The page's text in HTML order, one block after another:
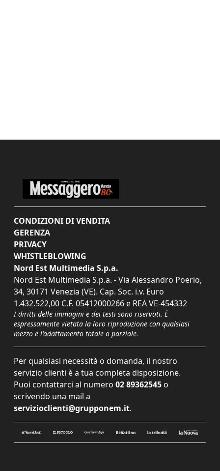
CONDIZIONI DI VENDITA
GERENZA
PRIVACY
WHISTLEBLOWING
Nord Est Multimedia S.p.a.
Nord Est Multimedia S.p.a. - Via Alessandro Poerio,
34, 30171 Venezia (VE). Cap. Soc. i.v. Euro
1.432.522,00 C.F. 05412000266 e REA VE-454332
I diritti delle immagini e dei testi sono riservati. È
espressamente vietata la loro riproduzione con qualsiasi
mezzo e l'adattamento totale o parziale.
Per qualsiasi necessità o domanda, il nostro
servizio clienti è a tua completa disposizione.
Puoi contattarci al numero 02 89362545 o
scrivendo una mail a
servizioclienti@grupponem.it.